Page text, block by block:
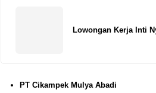
Lowongan Kerja Inti
PT Cikampek Mulya Abadi